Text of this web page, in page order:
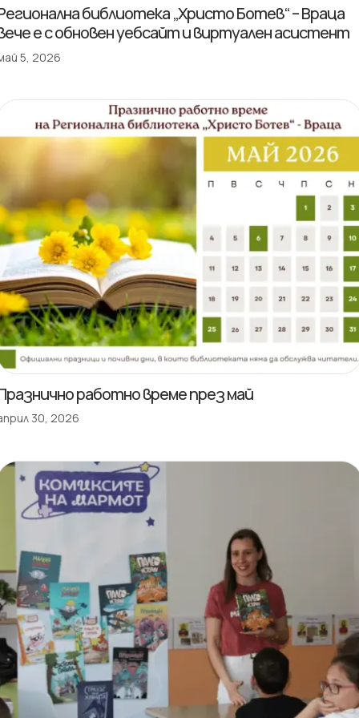
библиотека „Христо Ботев“ – Враца
е с обновен уебсайт и виртуален асистент
5, 2026
работно време през май
30, 2026